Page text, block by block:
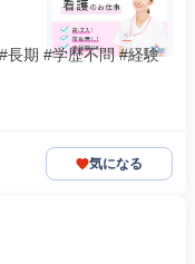
長期 #学歴不問 #経験
気になる